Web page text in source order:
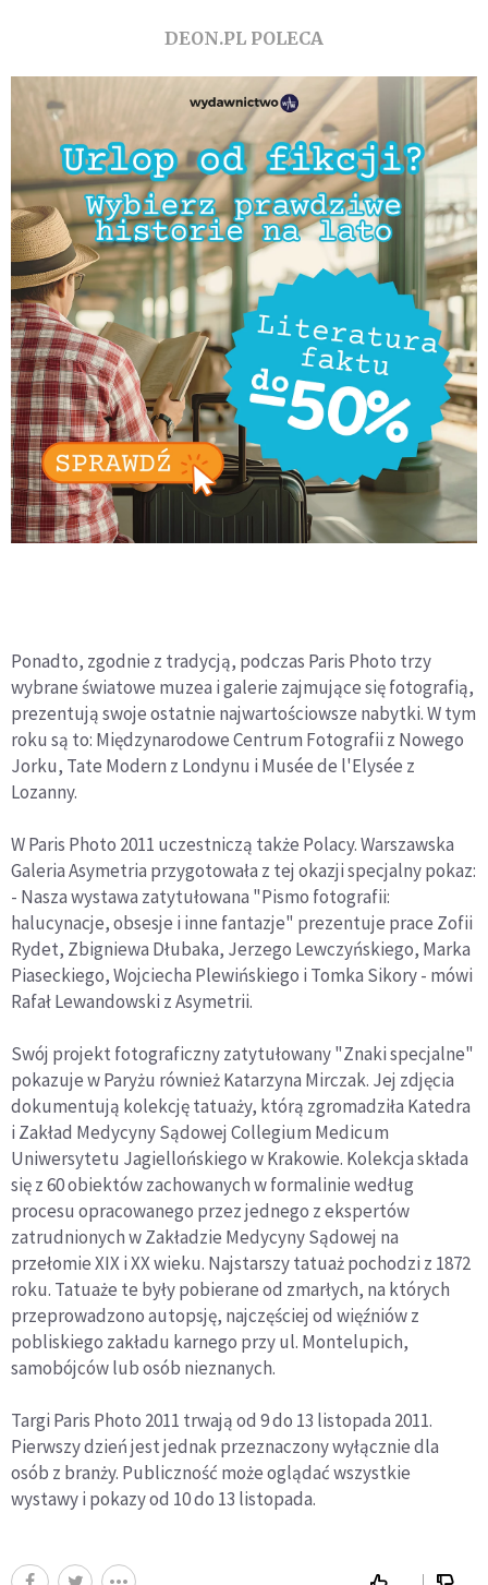
DEON.PL POLECA
Ponadto, zgodnie z tradycją, podczas Paris Photo trzy
wybrane światowe muzea i galerie zajmujące się fotografią,
prezentują swoje ostatnie najwartościowsze nabytki. W tym
roku są to: Międzynarodowe Centrum Fotografii z Nowego
Jorku, Tate Modern z Londynu i Musée de l'Elysée z
Lozanny.
W Paris Photo 2011 uczestniczą także Polacy. Warszawska
Galeria Asymetria przygotowała z tej okazji specjalny pokaz:
- Nasza wystawa zatytułowana "Pismo fotografii:
halucynacje, obsesje i inne fantazje" prezentuje prace Zofii
Rydet, Zbigniewa Dłubaka, Jerzego Lewczyńskiego, Marka
Piaseckiego, Wojciecha Plewińskiego i Tomka Sikory - mówi
Rafał Lewandowski z Asymetrii.
Swój projekt fotograficzny zatytułowany "Znaki specjalne"
pokazuje w Paryżu również Katarzyna Mirczak. Jej zdjęcia
dokumentują kolekcję tatuaży, którą zgromadziła Katedra
i Zakład Medycyny Sądowej Collegium Medicum
Uniwersytetu Jagiellońskiego w Krakowie. Kolekcja składa
się z 60 obiektów zachowanych w formalinie według
procesu opracowanego przez jednego z ekspertów
zatrudnionych w Zakładzie Medycyny Sądowej na
przełomie XIX i XX wieku. Najstarszy tatuaż pochodzi z 1872
roku. Tatuaże te były pobierane od zmarłych, na których
przeprowadzono autopsję, najczęściej od więźniów z
pobliskiego zakładu karnego przy ul. Montelupich,
samobójców lub osób nieznanych.
Targi Paris Photo 2011 trwają od 9 do 13 listopada 2011.
Pierwszy dzień jest jednak przeznaczony wyłącznie dla
osób z branży. Publiczność może oglądać wszystkie
wystawy i pokazy od 10 do 13 listopada.